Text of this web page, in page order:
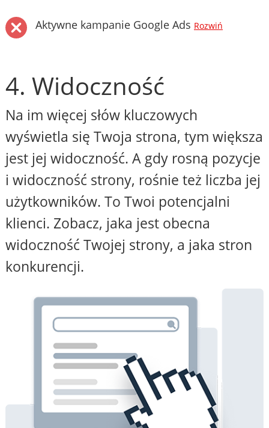
Aktywne kampanie Google Ads Rozwiń
4. Widoczność
Na im więcej słów kluczowych
wyświetla się Twoja strona, tym większa
jest jej widoczność. A gdy rosną pozycje
i widoczność strony, rośnie też liczba jej
użytkowników. To Twoi potencjalni
klienci. Zobacz, jaka jest obecna
widoczność Twojej strony, a jaka stron
konkurencji.